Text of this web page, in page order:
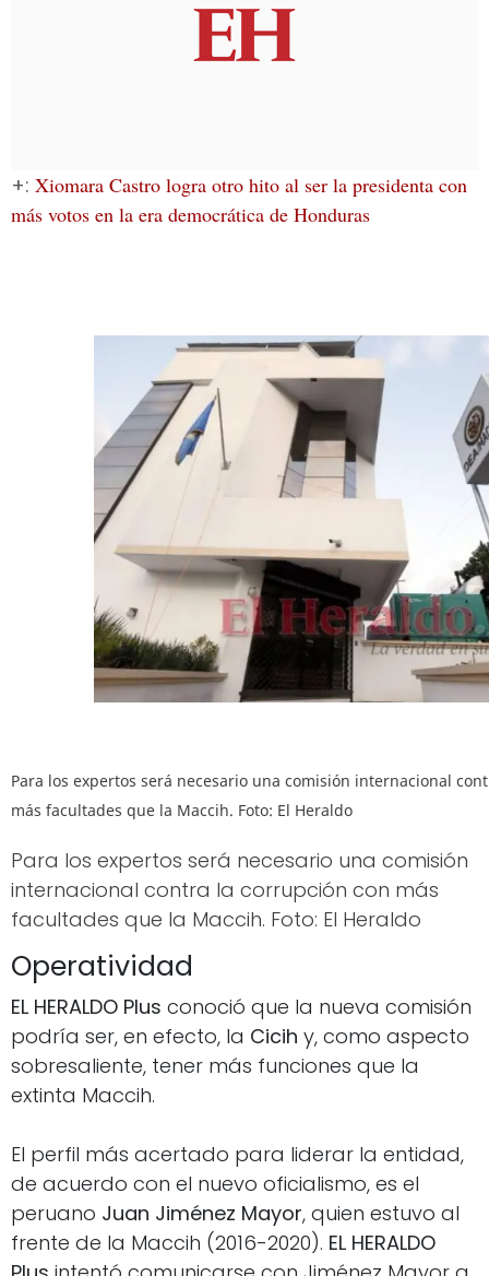
+: Xiomara Castro logra otro hito al ser la presidenta con
más votos en la era democrática de Honduras
Para los expertos será necesario una comisión internacional
más facultades que la Maccih. Foto: El Heraldo
Para los expertos será necesario una comisión
internacional contra la corrupción con más
facultades que la Maccih. Foto: El Heraldo
Operatividad
EL HERALDO Plus conoció que la nueva comisión
podría ser, en efecto, la Cicih y, como aspecto
sobresaliente, tener más funciones que la
extinta Maccih.
El perfil más acertado para liderar la entidad,
de acuerdo con el nuevo oficialismo, es el
peruano Juan Jiménez Mayor, quien estuvo al
frente de la Maccih (2016-2020). EL HERALDO